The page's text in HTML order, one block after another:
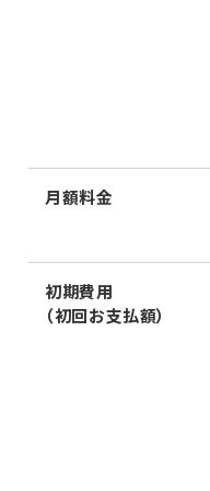
月額料金
初期費用
（初回お支払額）